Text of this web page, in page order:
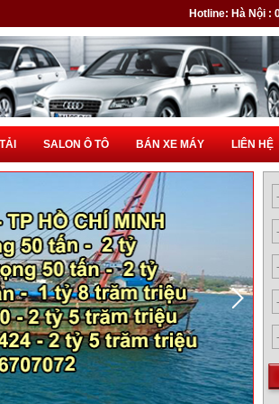
Hotline: Hà Nội :
SALON Ô TÔ BÁN XE MÁY LIÊN HỆ